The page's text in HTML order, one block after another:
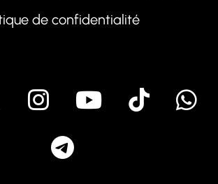
de confidentialité
Instagram
Youtube
Tik